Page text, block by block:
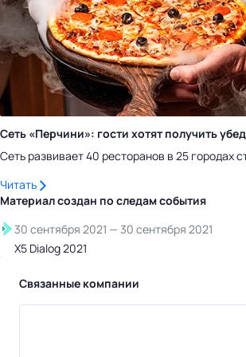
Сеть «Перчини»: гости хотят получить
Сеть развивает 40 ресторанов в 25 городах
Читать
Материал создан по следамсобытия
30 сентября 2021 — 30 сентября 2021
Х5 Dialog 2021
Связанные компании